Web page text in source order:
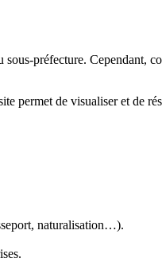
préfecture. Cependant,
permet de visualiser et de
naturalisation…).